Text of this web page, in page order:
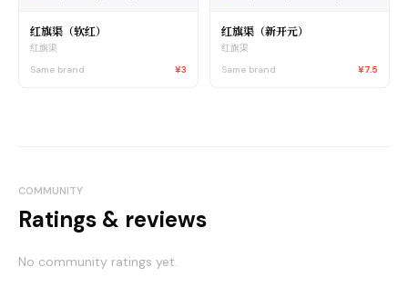
红旗渠（软红）
红旗渠
Same brand
¥3
红旗渠（新开元）
红旗渠
Same brand
¥7.5
COMMUNITY
Ratings & reviews
No community ratings yet.